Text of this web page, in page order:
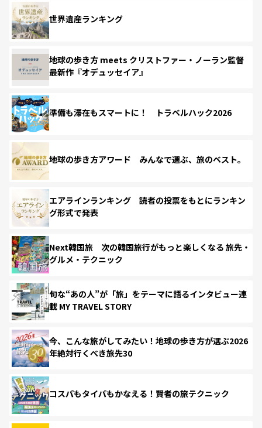
世界遺産ランキング
地球の歩き方 meets クリストファー・ノーラン監督
最新作『オデュッセイア』
準備も滞在もスマートに！ トラベルハック2026
地球の歩き方アワード みんなで選ぶ、旅のベスト。
エアラインランキング 読者の投票をもとにランキン
グ形式で発表
Next韓国旅 次の韓国旅行がもっと楽しくなる 旅先・
グルメ・テクニック
旬な“あの人”が「旅」をテーマに語るインタビュー連
載 MY TRAVEL STORY
今、こんな旅がしてみたい！地球の歩き方が選ぶ2026
年絶対行くべき旅先30
コスパもタイパもかなえる！賢者の旅テクニック